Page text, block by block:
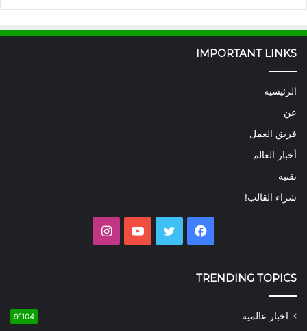
IMPORTANT LINKS
الرئيسية
عن
فريق العمل
أخبار العالم
تقنية
شراء القالب!
فيسبوك تويتر يوتيوب
TRENDING TOPICS
اخبار عالمية 9٬104